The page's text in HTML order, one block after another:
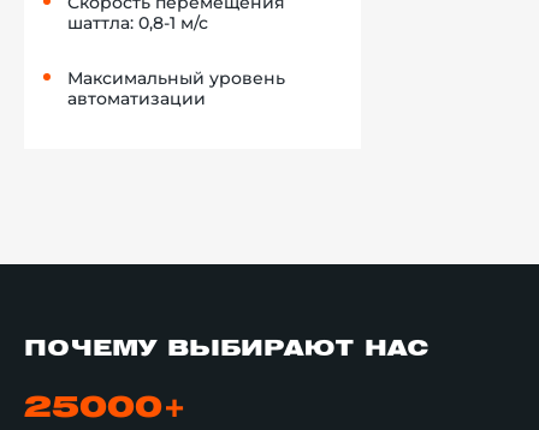
шаттла: 0,8-1 м/с
Максимальный уровень
автоматизации
ПОЧЕМУ ВЫБИРАЮТ НАС
25000+